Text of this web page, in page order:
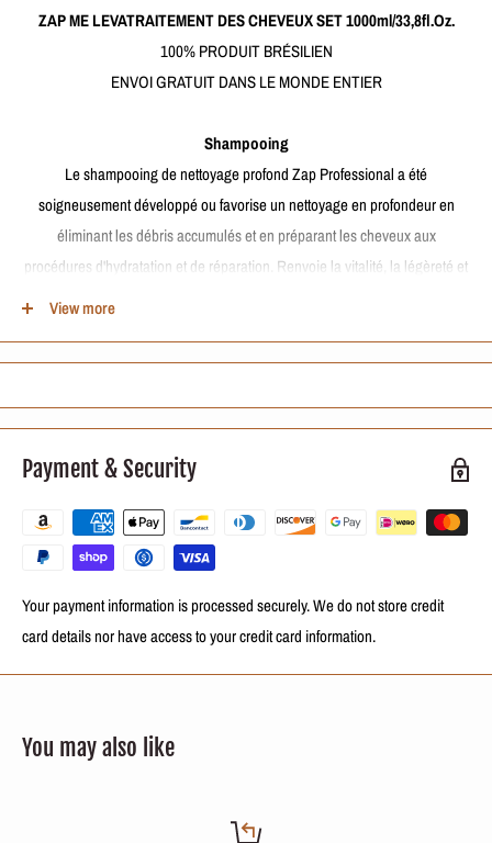
ZAP ME LEVATRAITEMENT DES CHEVEUX SET 1000ml/33,8fl.Oz.
100% PRODUIT BRÉSILIEN
ENVOI GRATUIT DANS LE MONDE ENTIER
Shampooing
Le shampooing de nettoyage profond Zap Professional a été
soigneusement développé ou favorise un nettoyage en profondeur en
éliminant les débris accumulés et en préparant les cheveux aux
procédures d'hydratation et de réparation. Renvoie la vitalité, la légèreté et
suffisante de tout le temps Shampooing et masser doucement les cheveux,
Traitement
La ligne Zap Professional a été développée avec une combinaison
d'acides aminés, de silicone et d'huile de noix de coco. Favorise une
réduction temporaire des fils, rendant saine, plus lisse et dure plus
longtemps.
minimale de la racine. Après une application complète, sécher 100% les
les cheveux blonds, n'utilisez pas de températures supérieures à 190 °.
View more
Payment & Security
Your payment information is processed securely. We do not store credit
card details nor have access to your credit card information.
You may also like